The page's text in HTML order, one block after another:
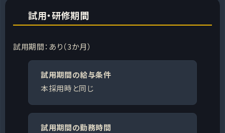
試用・研修期間
試用期間：あり（3か月）
試用期間の給与条件
本採用時と同じ
試用期間の勤務時間